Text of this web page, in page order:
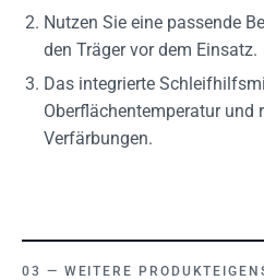
Nutzen Sie eine passende
den Träger vor dem Einsatz.
Das integrierte
Oberflächentemperatur und
Verfärbungen.
WEITERE